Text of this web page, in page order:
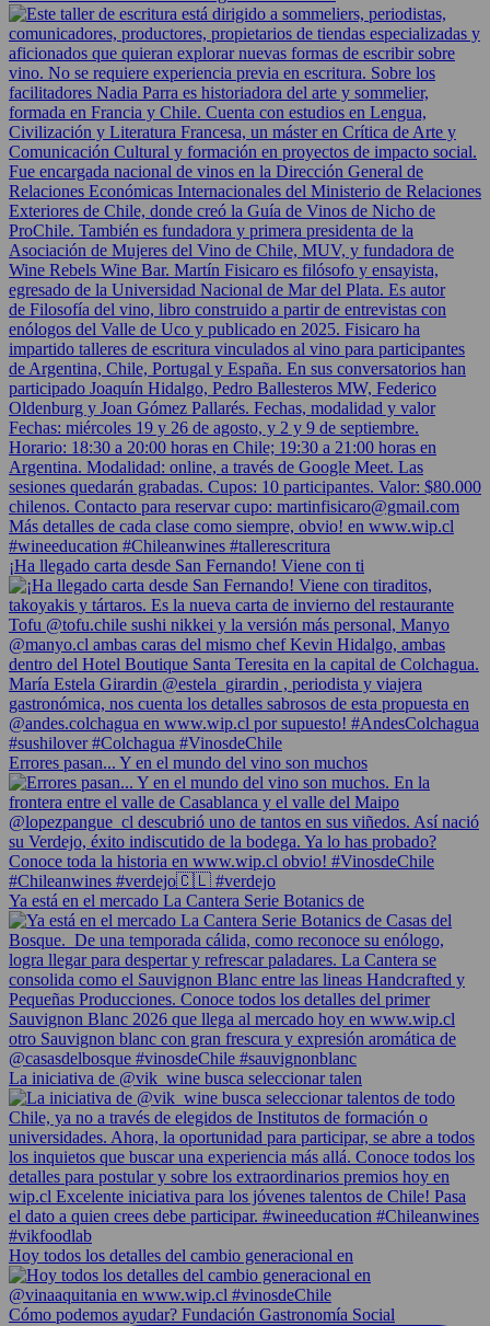
¡Ha llegado carta desde San Fernando! Viene con ti
Errores pasan... Y en el mundo del vino son muchos
Ya está en el mercado La Cantera Serie Botanics de
La iniciativa de @vik_wine busca seleccionar talen
Hoy todos los detalles del cambio generacional en
Cómo podemos ayudar? Fundación Gastronomía Social